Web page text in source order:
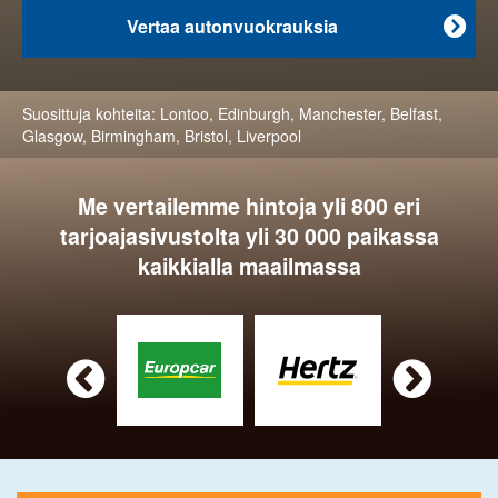

Vertaa autonvuokrauksia
Suosittuja kohteita: Lontoo, Edinburgh, Manchester, Belfast,
Glasgow, Birmingham, Bristol, Liverpool
Me vertailemme hintoja yli 800 eri
tarjoajasivustolta yli 30 000 paikassa
kaikkialla maailmassa
 